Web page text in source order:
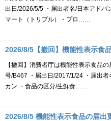
出日/2026/5/5 ・届出者名/日本アドバ
マート（トリプル）・プロ……
2026/8/5【撤回】機能性表示食
【撤回】消費者庁は機能性表示食品
号/B467 ・届出日/2017/1/24 ・届出者
カン ・食品の区分/生鮮食……
2026/8/5 機能性表示食品の届出